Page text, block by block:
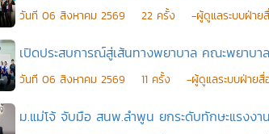
วันที 06 สิงหาคม 2569 22 ครั้ง -ผู้ดูแลระบบฝ่าย
เปิดประสบการณ์สู่เส้นทางพยาบาล คณะพยาบ
วันที 06 สิงหาคม 2569 11 ครั้ง -ผู้ดูแลระบบฝ่าย
ม.แม่โจ้ จับมือ สนพ.ลำพูน ยกระดับทักษะแรงง